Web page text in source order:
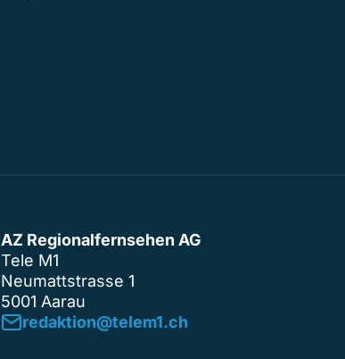
AZ Regionalfernsehen AG
Tele M1
Neumattstrasse 1
5001 Aarau
redaktion@telem1.ch